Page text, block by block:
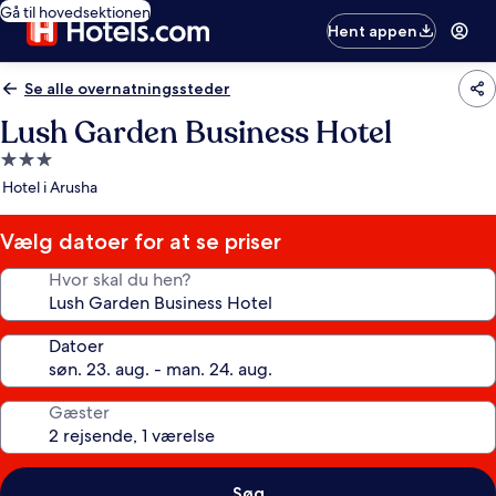
Gå til hovedsektionen
Hent appen
Se alle overnatningssteder
Lush Garden Business Hotel
3.0-
stjernet
Hotel i Arusha
Vælg datoer for at se priser
Hvor skal du hen?
Datoer
Gæster